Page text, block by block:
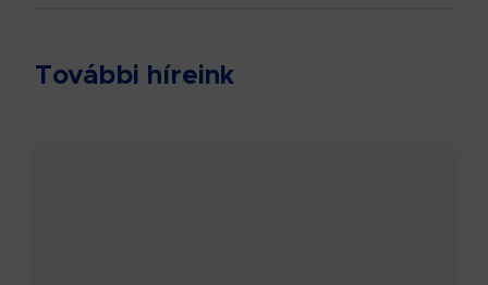
További híreink